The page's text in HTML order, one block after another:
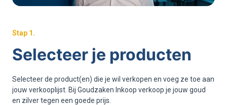
Stap 1.
Selecteer je producten
Selecteer de product(en) die je wil verkopen en voeg ze toe aan
jouw verkooplijst. Bij Goudzaken Inkoop verkoop je jouw goud
en zilver tegen een goede prijs.